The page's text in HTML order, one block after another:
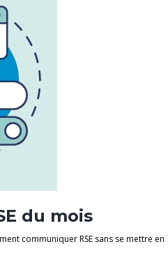
du mois
communiquer RSE sans se mettre en